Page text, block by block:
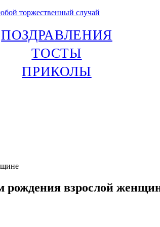
торжественный случай
ПОЗДРАВЛЕНИЯ
ТОСТЫ
ПРИКОЛЫ
рождения взрослой